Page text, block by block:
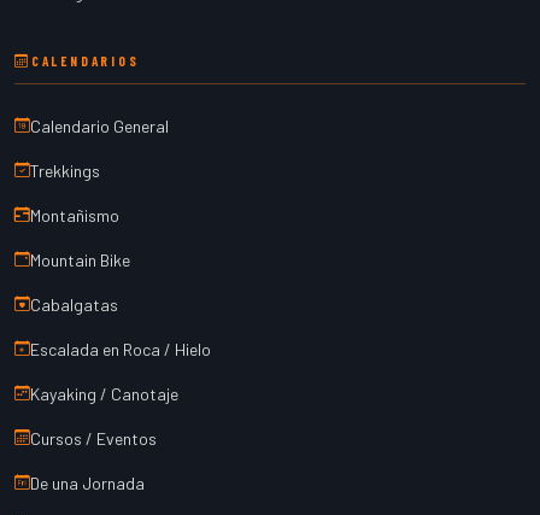
CALENDARIOS
Calendario General
Trekkings
Montañismo
Mountain Bike
Cabalgatas
Escalada en Roca / Hielo
Kayaking / Canotaje
Cursos / Eventos
De una Jornada